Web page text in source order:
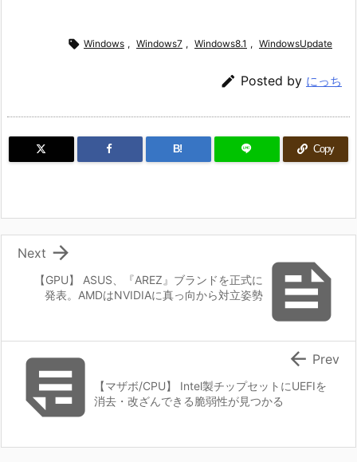
 Windows , Windows7 , Windows8.1 , WindowsUpdate
 Posted by にっち
B! Copy

【GPU】 ASUS、『AREZ』ブランドを正式に
発表。AMDはNVIDIAに真っ向から対立姿勢

Next
 【マザボ/CPU】 Intel製チップセットにUEFIを
消去・改ざんできる脆弱性が見つかる
 Prev